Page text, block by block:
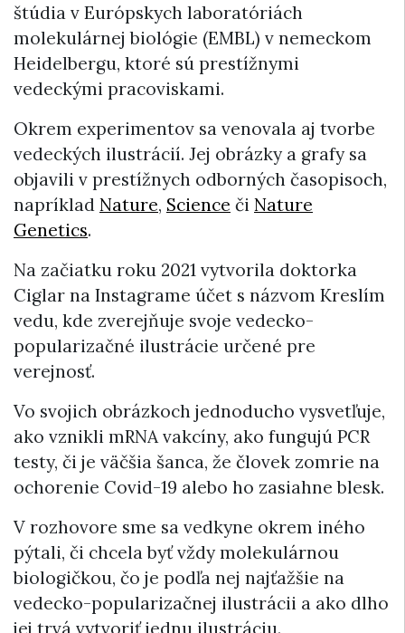
štúdia v Európskych laboratóriách
molekulárnej biológie (EMBL) v nemeckom
Heidelbergu, ktoré sú prestížnymi
vedeckými pracoviskami.
Okrem experimentov sa venovala aj tvorbe
vedeckých ilustrácií. Jej obrázky a grafy sa
objavili v prestížnych odborných časopisoch,
napríklad Nature, Science či Nature
Genetics.
Na začiatku roku 2021 vytvorila doktorka
Ciglar na Instagrame účet s názvom Kreslím
vedu, kde zverejňuje svoje vedecko-
popularizačné ilustrácie určené pre
verejnosť.
Vo svojich obrázkoch jednoducho vysvetľuje,
ako vznikli mRNA vakcíny, ako fungujú PCR
testy, či je väčšia šanca, že človek zomrie na
ochorenie Covid-19 alebo ho zasiahne blesk.
V rozhovore sme sa vedkyne okrem iného
pýtali, či chcela byť vždy molekulárnou
biologičkou, čo je podľa nej najťažšie na
vedecko-popularizačnej ilustrácii a ako dlho